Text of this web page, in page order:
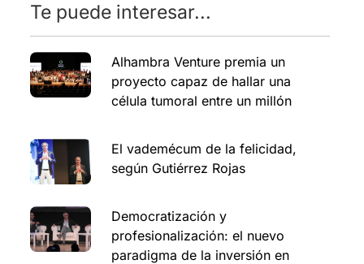
Te puede interesar...
Alhambra Venture premia un
proyecto capaz de hallar una
célula tumoral entre un millón
El vademécum de la felicidad,
según Gutiérrez Rojas
Democratización y
profesionalización: el nuevo
paradigma de la inversión en